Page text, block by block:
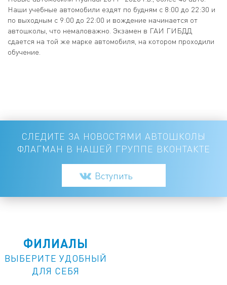
Наши учебные автомобили ездят по будням с 8:00 до 22:30 и
по выходным с 9:00 до 22:00 и вождение начинается от
автошколы, что немаловажно. Экзамен в ГАИ ГИБДД
сдается на той же марке автомобиля, на котором проходили
обучение.
СЛЕДИТЕ ЗА НОВОСТЯМИ АВТОШКОЛЫ
ФЛАГМАН В НАШЕЙ ГРУППЕ ВКОНТАКТЕ
Вступить
ФИЛИАЛЫ
ВЫБЕРИТЕ УДОБНЫЙ
ДЛЯ СЕБЯ